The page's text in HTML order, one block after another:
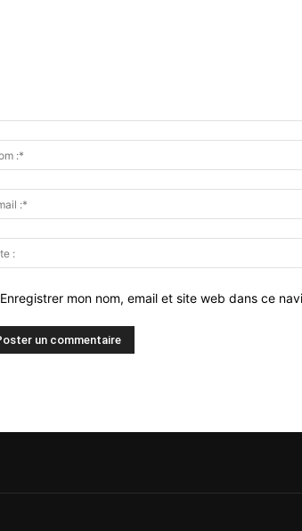
Enregistrer mon nom, email et site web dans ce